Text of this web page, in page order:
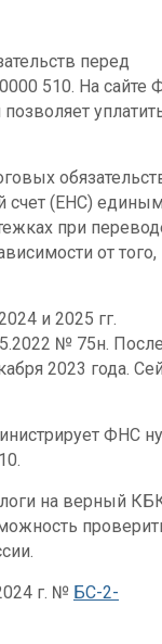
перед
510. На сайте
счет (ЕНС) единым
при
от того,
и 2025 гг.
№ 75н.
2023 года.
ФНС
на верный
г. № БС-2-